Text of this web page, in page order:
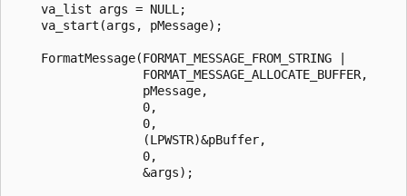
    va_list args = NULL;
    va_start(args, pMessage);
    FormatMessage(FORMAT_MESSAGE_FROM_STRING |
                  FORMAT_MESSAGE_ALLOCATE_BUFFER,
                  pMessage,
                  0,
                  0,
                  (LPWSTR)&pBuffer,
                  0,
                  &args);